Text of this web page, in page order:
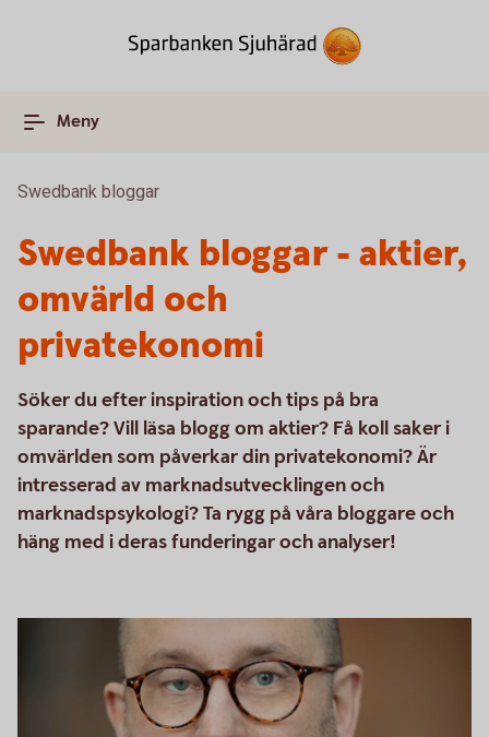
Meny
Swedbank bloggar
Swedbank bloggar - aktier,
omvärld och
privatekonomi
Söker du efter inspiration och tips på bra
sparande? Vill läsa blogg om aktier? Få koll saker i
omvärlden som påverkar din privatekonomi? Är
intresserad av marknadsutvecklingen och
marknadspsykologi? Ta rygg på våra bloggare och
häng med i deras funderingar och analyser!